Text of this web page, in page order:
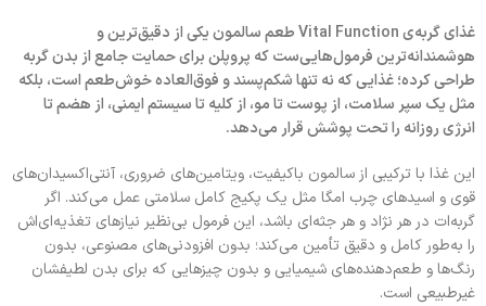
غذای گربه‌ی Vital Function طعم سالمون یکی از دقیق‌ترین و
هوشمندانه‌ترین فرمول‌هایی‌ست که پروپلن برای حمایت جامع از بدن گربه
طراحی کرده؛ غذایی که نه تنها شکم‌پسند و فوق‌العاده خوش‌طعم است، بلکه
مثل یک سپر سلامت، از پوست تا مو، از کلیه تا سیستم ایمنی، از هضم تا
انرژی روزانه را تحت پوشش قرار می‌دهد.
این غذا با ترکیبی از سالمون باکیفیت، ویتامین‌های ضروری، آنتی‌اکسیدان‌های
قوی و اسیدهای چرب امگا مثل یک پکیج کامل سلامتی عمل می‌کند. اگر
گربه‌ات در هر نژاد و هر جثه‌ای باشد، این فرمول بی‌نظیر نیازهای تغذیه‌ای‌اش
را به‌طور کامل و دقیق تأمین می‌کند؛ بدون افزودنی‌های مصنوعی، بدون
رنگ‌ها و طعم‌دهنده‌های شیمیایی و بدون چیزهایی که برای بدن لطیفشان
غیرطبیعی است.